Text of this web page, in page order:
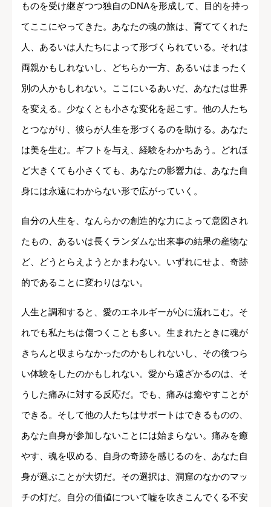
ものを受け継ぎつつ独自のDNAを形成して、目的を持っ
てここにやってきた。あなたの魂の旅は、育ててくれた
人、あるいは人たちによって形づくられている。それは
両親かもしれないし、どちらか一方、あるいはまったく
別の人かもしれない。ここにいるあいだ、あなたは世界
を変える。少なくとも小さな変化を起こす。他の人たち
とつながり、彼らが人生を形づくるのを助ける。あなた
は美を生む。ギフトを与え、経験をわかちあう。どれほ
ど大きくても小さくても、あなたの影響力は、あなた自
身には永遠にわからない形で広がっていく。
自分の人生を、なんらかの創造的な力によって意図され
たもの、あるいは長くランダムな出来事の結果の産物な
ど、どうとらえようとかまわない。いずれにせよ、奇跡
的であることに変わりはない。
人生と調和すると、愛のエネルギーが心に流れこむ。そ
れでも私たちは傷つくことも多い。生まれたときに魂が
きちんと収まらなかったのかもしれないし、その後つら
い体験をしたのかもしれない。愛から遠ざかるのは、そ
うした痛みに対する反応だ。でも、痛みは癒やすことが
できる。そして他の人たちはサポートはできるものの、
あなた自身が参加しないことには始まらない。痛みを癒
やす、魂を収める、自身の奇跡を感じるのを、あなた自
身が選ぶことが大切だ。その選択は、洞窟のなかのマッ
チの灯だ。自分の価値について嘘を吹きこんでくる不安